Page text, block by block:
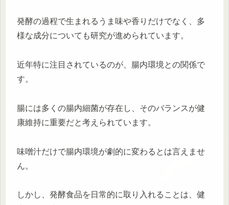
発酵の過程で生まれるうま味や香りだけでなく、多
様な成分についても研究が進められています。
近年特に注目されているのが、腸内環境との関係で
す。
腸には多くの腸内細菌が存在し、そのバランスが健
康維持に重要だと考えられています。
味噌汁だけで腸内環境が劇的に変わるとは言えませ
ん。
しかし、発酵食品を日常的に取り入れることは、健